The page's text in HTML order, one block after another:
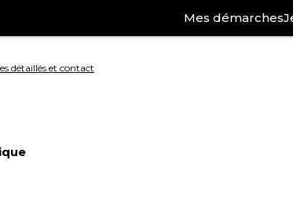
Mes démarches
détaillés et contact